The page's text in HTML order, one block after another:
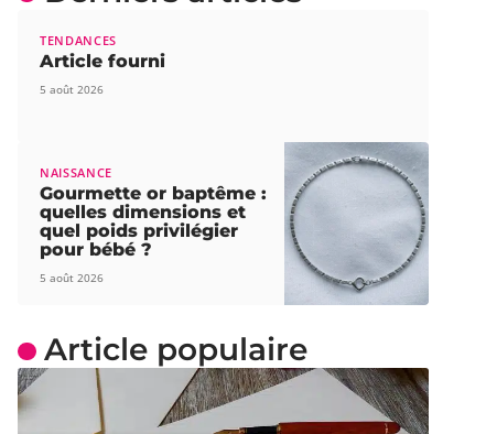
TENDANCES
Article fourni
5 août 2026
NAISSANCE
Gourmette or baptême :
quelles dimensions et
quel poids privilégier
pour bébé ?
5 août 2026
Article populaire